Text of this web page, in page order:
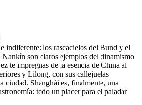
indiferente: los rascacielos del Bund y el
son claros ejemplos del dinamismo
te impregnas de la esencia de China al
y Lilong, con sus callejuelas
ciudad. Shanghái es, finalmente, una
todo un placer para el paladar